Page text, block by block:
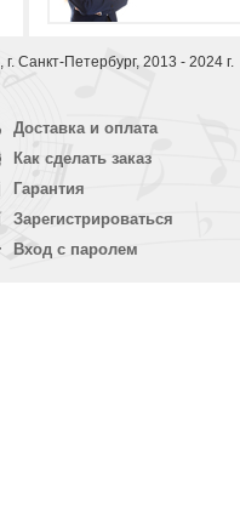
, г. Санкт-Петербург, 2013 - 2024 г.
Доставка и оплата
Как сделать заказ
Гарантия
Зарегистрироваться
Вход с паролем